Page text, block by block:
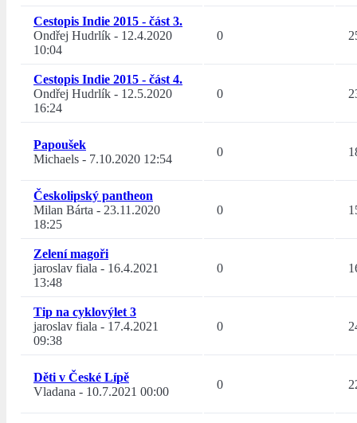
Cestopis Indie 2015 - část 3.
Ondřej Hudrlík - 12.4.2020
10:04
0
Cestopis Indie 2015 - část 4.
Ondřej Hudrlík - 12.5.2020
16:24
0
Papoušek
Michaels - 7.10.2020 12:54
0
Českolipský pantheon
Milan Bárta - 23.11.2020
18:25
0
Zelení magoři
jaroslav fiala - 16.4.2021
13:48
0
Tip na cyklovýlet 3
jaroslav fiala - 17.4.2021
09:38
0
Děti v České Lípě
Vladana - 10.7.2021 00:00
0